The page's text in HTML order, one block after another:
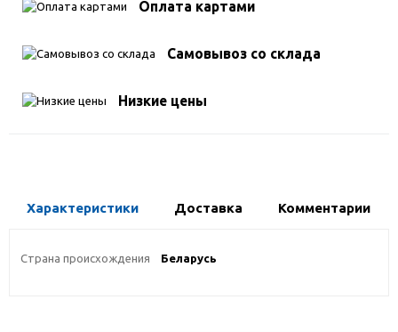
Оплата картами
Самовывоз со склада
Низкие цены
Характеристики Доставка Комментарии
Страна происхождения Беларусь